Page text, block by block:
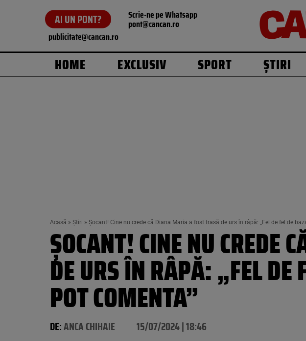
AI UN PONT? Scrie-ne pe Whatsapp
pont@cancan.ro
publicitate@cancan.ro
HOME EXCLUSIV SPORT ȘTIRI
Acasă » Știri » Șocant! Cine nu crede că Diana Maria a fost trasă de urs în râpă: „Fel de fel de
ȘOCANT! CINE NU CREDE
DE URS ÎN RÂPĂ: „FEL DE
POT COMENTA”
DE:ANCA CHIHAIE 15/07/2024 | 18:46